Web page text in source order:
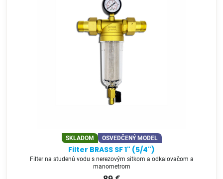
SKLADOM OSVEDČENÝ MODEL
Filter BRASS SF 1" (5/4")
Filter na studenú vodu s nerezovým sitkom a odkalovačom a
manometrom